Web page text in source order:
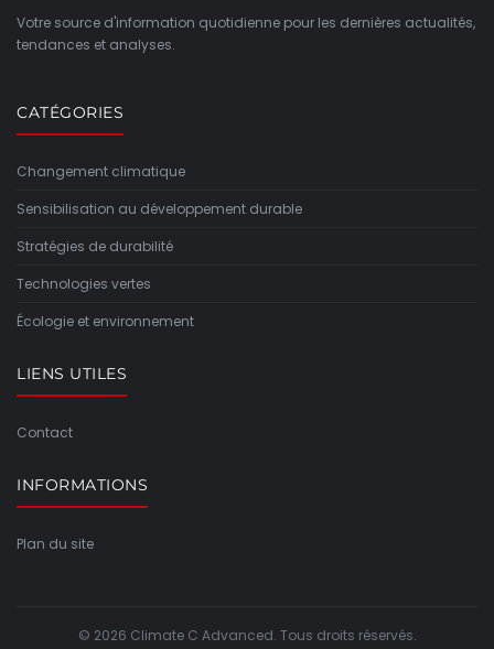
Votre source d'information quotidienne pour les dernières actualités,
tendances et analyses.
CATÉGORIES
Changement climatique
Sensibilisation au développement durable
Stratégies de durabilité
Technologies vertes
Écologie et environnement
LIENS UTILES
Contact
INFORMATIONS
Plan du site
© 2026 Climate C Advanced. Tous droits réservés.